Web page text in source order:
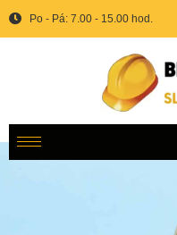
Po - Pá: 7.00 - 15.00 hod.